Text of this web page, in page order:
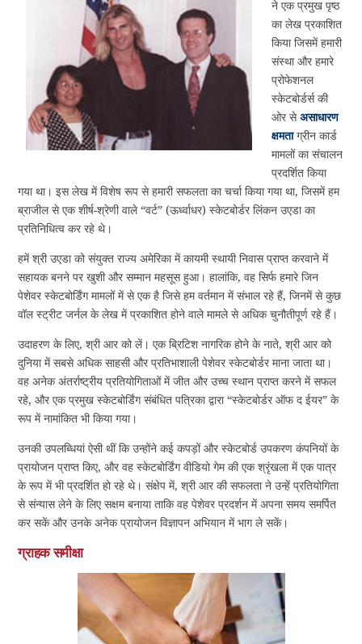
ने एक प्रमुख पृष्ठ
का लेख प्रकाशित
किया जिसमें हमारी
संस्था और हमारे
प्रोफेशनल
स्केटबोर्डर्स की
ओर सेअसाधारण
क्षमताग्रीन कार्ड
मामलों का संचालन
प्रदर्शित किया
गया था। इस लेख में विशेष रूप से हमारी सफलता का चर्चा किया गया था, जिसमें हम
ब्राजील से एक शीर्ष-श्रेणी वाले “वर्ट” (ऊर्ध्वाधर) स्केटबोर्डर लिंकन उएडा का
प्रतिनिधित्व कर रहे थे।
हमें श्री उएडा को संयुक्त राज्य अमेरिका में कायमी स्थायी निवास प्राप्त करवाने में
सहायक बनने पर खुशी और सम्मान महसूस हुआ। हालांकि, वह सिर्फ हमारे जिन
पेशेवर स्केटबोर्डिंग मामलों में से एक है जिसे हम वर्तमान में संभाल रहे हैं, जिनमें से कुछ
वॉल स्ट्रीट जर्नल के लेख में प्रकाशित होने वाले मामले से अधिक चुनौतीपूर्ण रहे हैं।
उदाहरण के लिए, श्री आर को लें। एक ब्रिटिश नागरिक होने के नाते, श्री आर को
दुनिया में सबसे अधिक साहसी और प्रतिभाशाली पेशेवर स्केटबोर्डर माना जाता था।
वह अनेक अंतर्राष्ट्रीय प्रतियोगिताओं में जीत और उच्च स्थान प्राप्त करने में सफल
रहे, और एक प्रमुख स्केटबोर्डिंग संबंधित पत्रिका द्वारा “स्केटबोर्डर ऑफ द ईयर” के
रूप में नामांकित भी किया गया।
उनकी उपलब्धियां ऐसी थीं कि उन्होंने कई कपड़ों और स्केटबोर्ड उपकरण कंपनियों के
प्रायोजन प्राप्त किए, और वह स्केटबोर्डिंग वीडियो गेम की एक श्रृंखला में एक पात्र
के रूप में भी प्रदर्शित हो रहे थे। संक्षेप में, श्री आर की सफलता ने उन्हें प्रतियोगिता
से संन्यास लेने के लिए सक्षम बनाया ताकि वह पेशेवर प्रदर्शन में अपना समय समर्पित
कर सकें और उनके अनेक प्रायोजन विज्ञापन अभियान में भाग ले सकें।
ग्राहक समीक्षा